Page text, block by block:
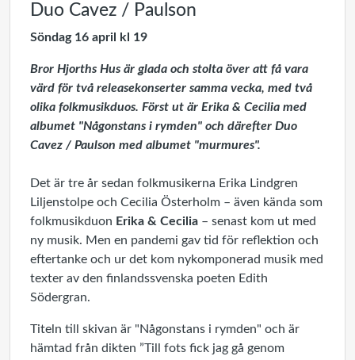
Duo Cavez / Paulson
Söndag 16 april kl 19
Bror Hjorths Hus är glada och stolta över att få vara
värd för två releasekonserter samma vecka, med två
olika folkmusikduos. Först ut är Erika & Cecilia med
albumet "Någonstans i rymden" och därefter Duo
Cavez / Paulson med albumet "murmures".
Det är tre år sedan folkmusikerna Erika Lindgren
Liljenstolpe och Cecilia Österholm – även kända som
folkmusikduon Erika & Cecilia – senast kom ut med
ny musik. Men en pandemi gav tid för reflektion och
eftertanke och ur det kom nykomponerad musik med
texter av den finlandssvenska poeten Edith
Södergran.
Titeln till skivan är "Någonstans i rymden" och är
hämtad från dikten ”Till fots fick jag gå genom